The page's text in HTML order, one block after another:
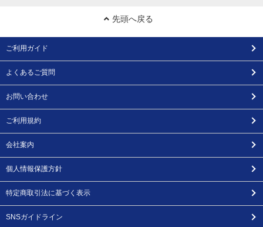
先頭へ戻る
ご利用ガイド
よくあるご質問
お問い合わせ
ご利用規約
会社案内
個人情報保護方針
特定商取引法に基づく表示
SNSガイドライン